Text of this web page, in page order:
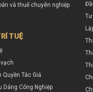
và thuế chuyên nghiệp
TUỆ
Quyền Tác Giả
Dáng Công Nghiệp